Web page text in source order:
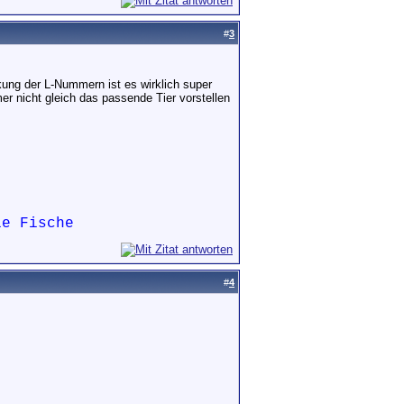
#3
der L-Nummern ist es wirklich super
nicht gleich das passende Tier vorstellen
Fische
#4